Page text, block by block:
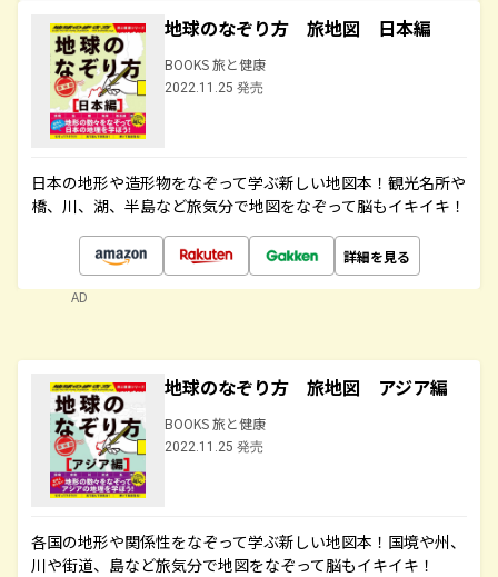
地球のなぞり方 旅地図 日本編
BOOKS 旅と健康
2022.11.25 発売
日本の地形や造形物をなぞって学ぶ新しい地図本！観光名所や
橋、川、湖、半島など旅気分で地図をなぞって脳もイキイキ！
詳細を見る
AD
地球のなぞり方 旅地図 アジア編
BOOKS 旅と健康
2022.11.25 発売
各国の地形や関係性をなぞって学ぶ新しい地図本！国境や州、
川や街道、島など旅気分で地図をなぞって脳もイキイキ！